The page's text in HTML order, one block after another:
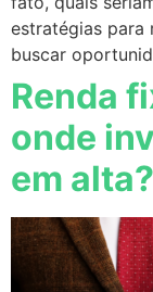
estratégias para
buscar
Renda
onde
em alta?